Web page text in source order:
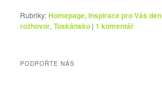
Rubriky:Homepage,Inspirace pro Váš den
rozhovor,Toskánsko |1 komentář
PODPOŘTE NÁS